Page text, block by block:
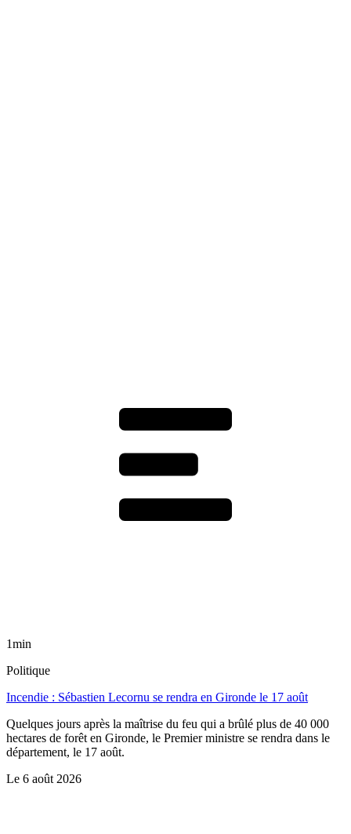
1min
Politique
Incendie : Sébastien Lecornu se rendra en Gironde le 17 août
Quelques jours après la maîtrise du feu qui a brûlé plus de 40 000
hectares de forêt en Gironde, le Premier ministre se rendra dans le
département, le 17 août.
Le 6 août 2026